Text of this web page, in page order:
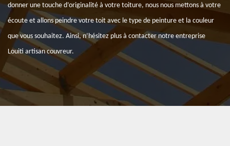
donner une touche d’originalité à votre toiture, nous nous mettons à votre
écoute et allons peindre votre toit avec le type de peinture et la couleur
que vous souhaitez. Ainsi, n’hésitez plus à contacter notre entreprise
Louiti artisan couvreur.